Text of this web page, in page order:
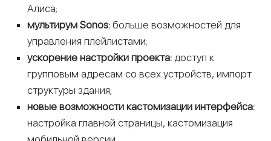
Алиса;
мультирум Sonos: больше возможностей для
управления плейлистами;
ускорение настройки проекта: доступ к
групповым адресам со всех устройств, импорт
структуры здания;
новые возможности кастомизации интерфейса:
настройка главной страницы, кастомизация